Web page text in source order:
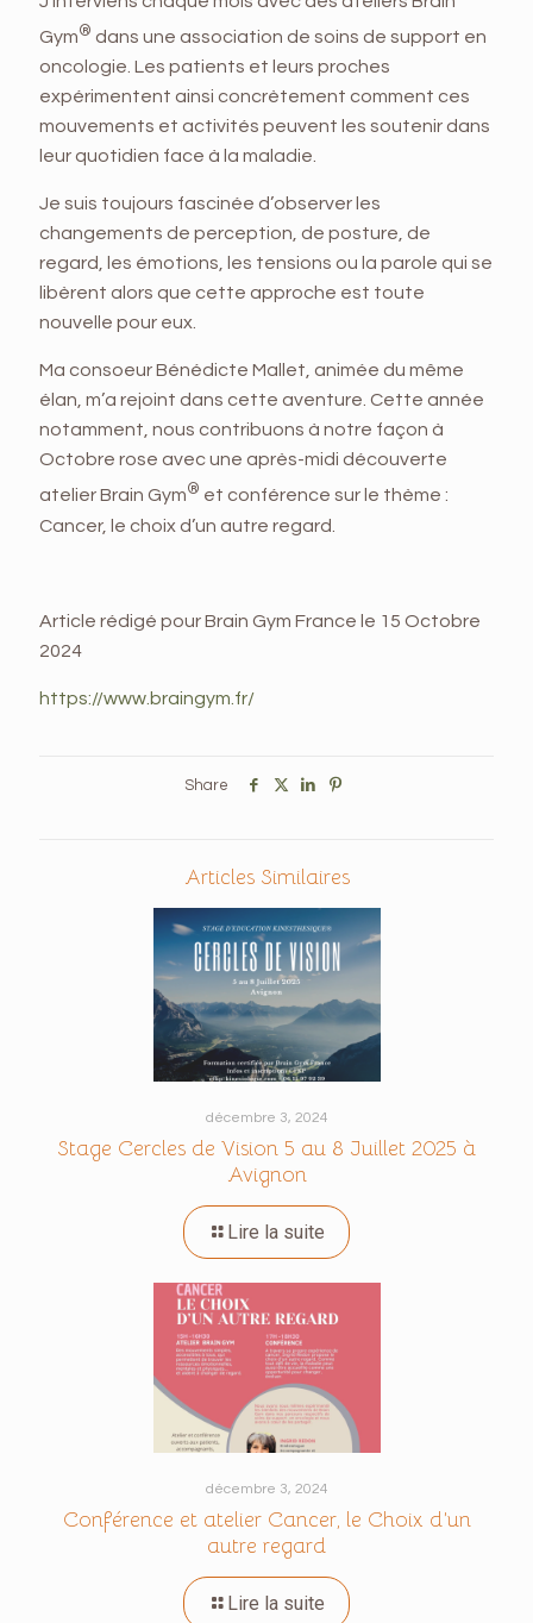
Gym® dans une association de soins de support en
oncologie. Les patients et leurs proches
expérimentent ainsi concrètement comment ces
mouvements et activités peuvent les soutenir dans
leur quotidien face à la maladie.
Je suis toujours fascinée d’observer les
changements de perception, de posture, de
regard, les émotions, les tensions ou la parole qui se
libèrent alors que cette approche est toute
nouvelle pour eux.
Ma consoeur Bénédicte Mallet, animée du même
élan, m’a rejoint dans cette aventure. Cette année
notamment, nous contribuons à notre façon à
Octobre rose avec une après-midi découverte
atelier Brain Gym® et conférence sur le thème :
Cancer, le choix d’un autre regard.
Article rédigé pour Brain Gym France le 15 Octobre
2024
https://www.braingym.fr/
Share
Articles Similaires
décembre 3, 2024
Stage Cercles de Vision 5 au 8 Juillet 2025 à
Avignon
Lire la suite
décembre 3, 2024
Conférence et atelier Cancer, le Choix d’un
autre regard
Lire la suite